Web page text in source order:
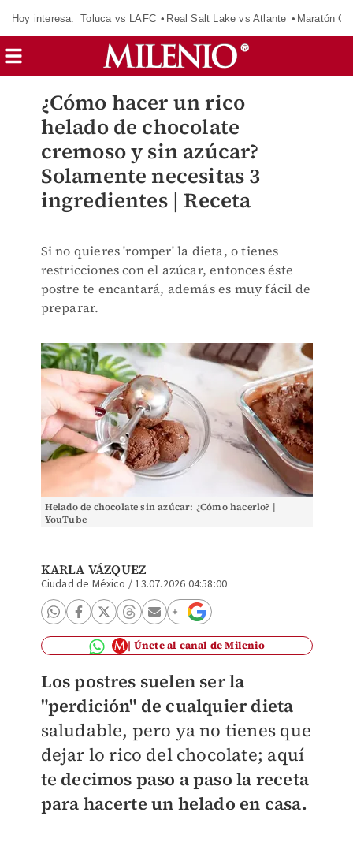
Hoy interesa: Toluca vs LAFC Real Salt Lake vs Atlante Maratón
¿Cómo hacer un rico
helado de chocolate
cremoso y sin azúcar?
Solamente necesitas 3
ingredientes | Receta
Si no quieres 'romper' la dieta, o tienes
restricciones con el azúcar, entonces éste
postre te encantará, además es muy fácil de
preparar.
Helado de chocolate sin azúcar: ¿Cómo hacerlo? |
YouTube
KARLA VÁZQUEZ
Ciudad de México /13.07.2026 04:58:00
Únete al canal de Milenio
Los postres suelen ser la
"perdición" de cualquier dieta
saludable, pero ya no tienes que
dejar lo rico del chocolate; aquí
te decimos paso a paso la receta
para hacerte un helado en casa.